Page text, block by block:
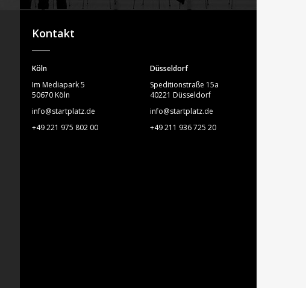
STARTPLATZ
Kontakt
Köln
Im Mediapark 5
50670 Köln
info@startplatz.de
+49 221 975 802 00
Düsseldorf
Speditionstraße 15a
40221 Düsseldorf
info@startplatz.de
+49 211 936 725 20